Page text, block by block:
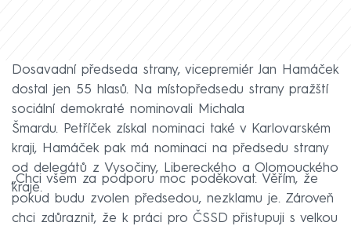
Dosavadní předseda strany, vicepremiér Jan Hamáček
dostal jen 55 hlasů. Na místopředsedu strany pražští
sociální demokraté nominovali Michala
Šmardu. Petříček získal nominaci také v Karlovarském
kraji, Hamáček pak má nominaci na předsedu strany
od delegátů z Vysočiny, Libereckého a Olomouckého
kraje.
„Chci všem za podporu moc poděkovat. Věřím, že
pokud budu zvolen předsedou, nezklamu je. Zároveň
chci zdůraznit, že k práci pro ČSSD přistupuji s velkou